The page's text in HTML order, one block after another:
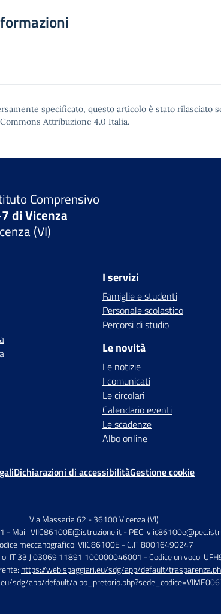
specificato, questo articolo è stato rilasciato
Attribuzione 4.0 Italia.
Comprensivo
di Vicenza
(VI)
I servizi
Famiglie e studenti
Personale scolastico
Percorsi di studio
Le novità
Le notizie
I comunicati
Le circolari
Calendario eventi
Le scadenze
Albo online
Dichiarazioni di accessibilitàGestione cookie
Via Massaria 62 -36100 Vicenza (VI)
- Mail:VIIC86100E@istruzione.it- PEC:
meccanografico: VIIC86100E - C.F. 80016490247
IT 33 J 03069 11891 100000046001 - Codice univoco:
https://web.spaggiari.eu/sdg/app/default/
sdg/app/default/